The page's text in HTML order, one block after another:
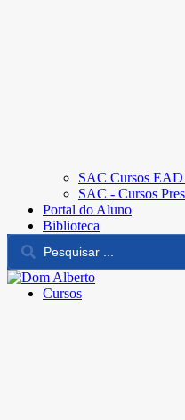
SAC Cursos
SAC - Cursos
Portal do Aluno
Biblioteca
Cursos